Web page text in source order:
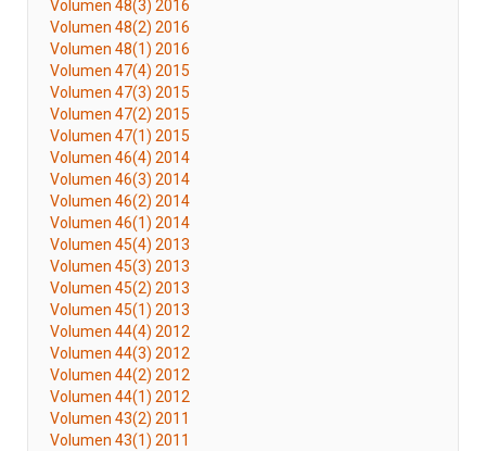
Volumen 48(3) 2016
Volumen 48(2) 2016
Volumen 48(1) 2016
Volumen 47(4) 2015
Volumen 47(3) 2015
Volumen 47(2) 2015
Volumen 47(1) 2015
Volumen 46(4) 2014
Volumen 46(3) 2014
Volumen 46(2) 2014
Volumen 46(1) 2014
Volumen 45(4) 2013
Volumen 45(3) 2013
Volumen 45(2) 2013
Volumen 45(1) 2013
Volumen 44(4) 2012
Volumen 44(3) 2012
Volumen 44(2) 2012
Volumen 44(1) 2012
Volumen 43(2) 2011
Volumen 43(1) 2011